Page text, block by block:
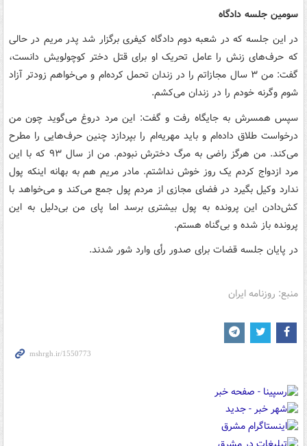
سومین جلسه دادگاه
در این جلسه که در شعبه دوم دادگاه کیفری برگزار شد پدر مریم در حالی
که حرف‌های زنش را عامل تحریک او برای قتل دختر کوچولویش دانست،
گفت: من ۳ سال مجازاتم را در زندان تحمل کرده‌ام و می‌خواهم زودتر آزاد
شوم وگرنه خودم را در زندان می‌کشم.
سپس همسرش به جایگاه رفت و گفت: این مرد دروغ می‌گوید چون من
درخواست طلاق داده‌ام و باید مهریه‌ام را بپردازد چنین حرف‌هایی را مطرح
می‌کند. من هرگز راضی به مرگ دخترش نبودم. من از سال ۹۳ که با این
مرد ازدواج کردم یک روز خوش نداشتم. مادر مریم هم به بهانه اینکه پول
ندارد وکیل بگیرد در فضای مجازی از مردم پول جمع می‌کند و می‌خواهد با
کش‌دادن این پرونده به پول بیشتری برسد اما پای من بی‌دلیل به این
پرونده باز شده و بی‌گناه هستم.
در پایان جلسه قضات برای صدور رأی وارد شور شدند.
منبع: روزنامه ایران